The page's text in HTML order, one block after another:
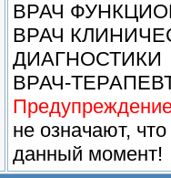
ВРАЧ
ВРАЧ
ДИАГНОСТИКИ
ВРАЧ-
не означают,
данный момент!